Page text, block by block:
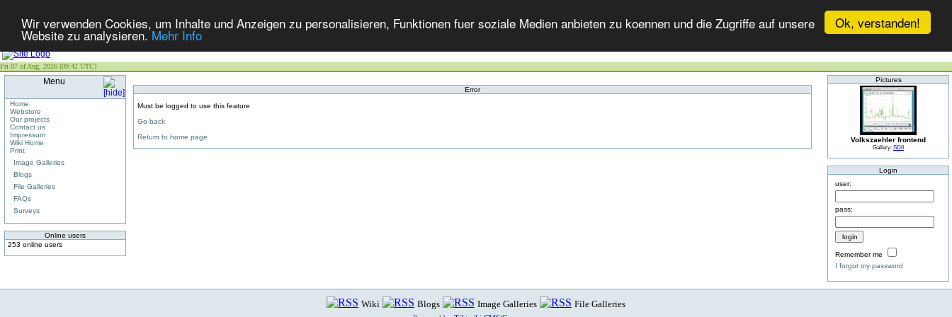
Ok, verstanden!
Wir verwenden Cookies, um Inhalte und Anzeigen zu personalisieren, Funktionen fuer soziale Medien anbieten zu koennen und die Zugriffe auf unsere
Website zu analysieren.Mehr Info
Fri 07 of Aug, 2026 [09:42 UTC]
Menu
Home
Webstore
Our projects
Contact us
Impressum
Wiki Home
Print
Image Galleries
Blogs
File Galleries
FAQs
Surveys
Online users
253 online users
Error
Must be logged to use this feature
Go back
Return to home page
Pictures
Volkszaehler frontend
Gallery: SD0
Login
user:
pass:
Remember me
I forgot my password
Wiki Blogs Image Galleries File Galleries